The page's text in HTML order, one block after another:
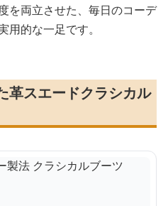
を両立させた、毎日のコーデ
用的な一足です。
革スエードクラシカル